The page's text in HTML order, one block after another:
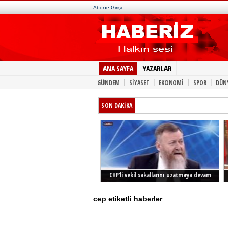
Abone Girişi
ANA SAYFA YAZARLAR
GÜNDEM | SİYASET | EKONOMİ | SPOR |
SON DAKİKA
CHP’li vekil sakallarını uzatmaya devam
cep etiketli haberler